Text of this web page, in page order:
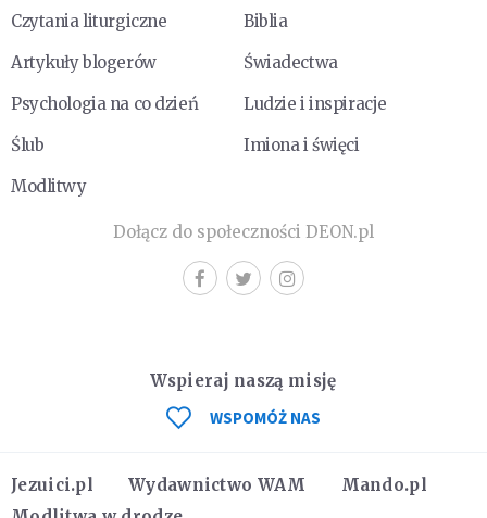
Czytania liturgiczne
Biblia
Artykuły blogerów
Świadectwa
Psychologia na co dzień
Ludzie i inspiracje
Ślub
Imiona i święci
Modlitwy
Dołącz do społeczności DEON.pl
Jezuici.pl Wydawnictwo WAM
Mando.pl
Wspieraj naszą misję
WSPOMÓŻ NAS